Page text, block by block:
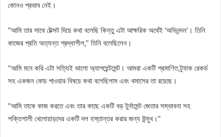
কোনও প্রভাব নেই।
“আমি তার সাথে টেক্সট দিয়ে কথা বলেছি কিন্তু এটা আক্ষরিক অর্থেই ‘অভিনন্দন’। তিনি
কাজের প্রতি অত্যন্ত শ্রদ্ধাশীল,” তিনি বলেছিলেন।
“আমি মনে করি এটা সত্যিই ভালো অ্যাপয়েন্টমেন্ট। আমরা একটি প্রমাণিত ট্র্যাক রেকর্ড
সহ একজন কোচ পাওয়ার বিষয়ে কথা বলেছিলাম এবং থমাসের তা রয়েছে।
“আমি তাকে কাজ করতে এবং তার কাছে একটি বড় টুর্নামেন্ট জেতার সম্ভাবনা সহ
শক্তিশালী খেলোয়াড়দের একটি দল হস্তান্তর করার জন্য উন্মুখ।”